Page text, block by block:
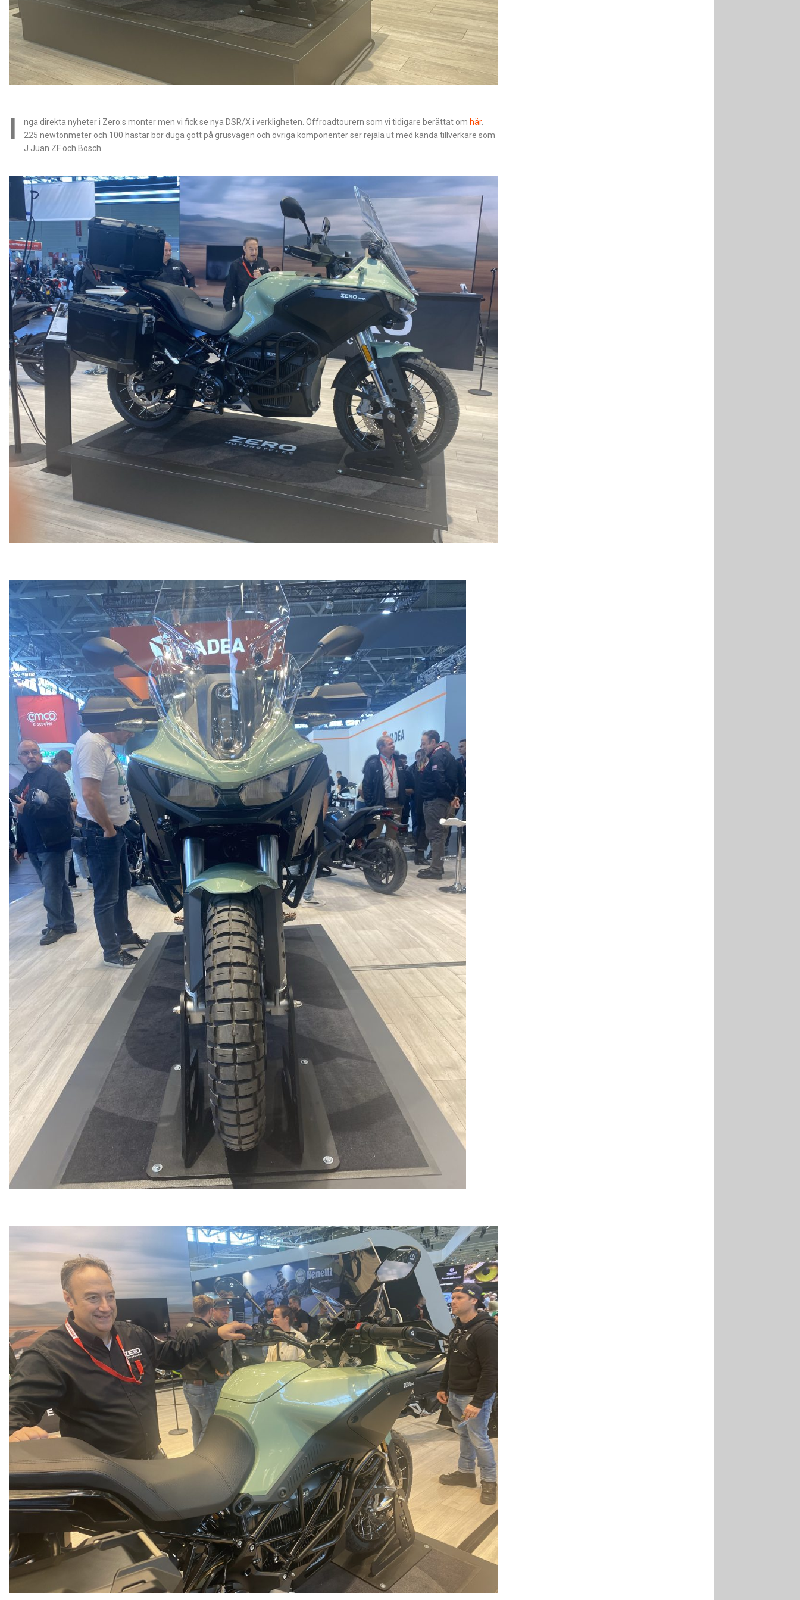
I nga direkta nyheter i Zero:s monter men vi fick se nya DSR/X i verkligheten. Offroadtourern som vi tidigare berättat om här.
225 newtonmeter och 100 hästar bör duga gott på grusvägen och övriga komponenter ser rejäla ut med kända tillverkare som
J.Juan ZF och Bosch.